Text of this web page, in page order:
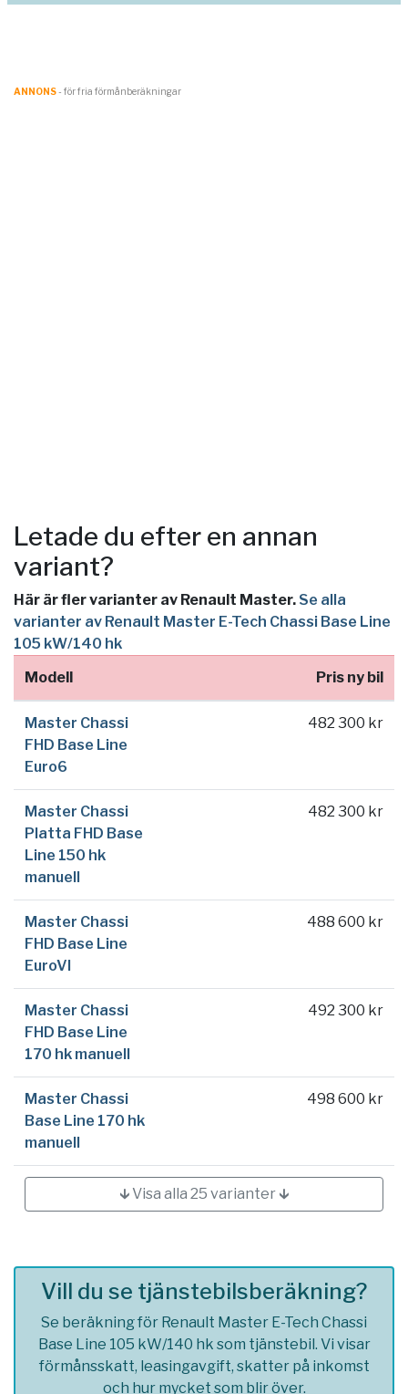
ANNONS- för fria förmånberäkningar
Letade du efter en annan
variant?
Här är fler varianter av Renault Master. Se alla
varianter av Renault Master E-Tech Chassi Base Line
105 kW/140 hk
Modell
Pris ny bil
Master Chassi
FHD Base Line
Euro6
482 300 kr
Master Chassi
Platta FHD Base
Line 150 hk
manuell
482 300 kr
Master Chassi
FHD Base Line
EuroVI
488 600 kr
Master Chassi
FHD Base Line
170 hk manuell
492 300 kr
Master Chassi
Base Line 170 hk
manuell
498 600 kr
🡳 Visa alla 25 varianter 🡳
Vill du se tjänstebilsberäkning?
Se beräkning för Renault Master E-Tech Chassi
Base Line 105 kW/140 hk som tjänstebil. Vi visar
förmånsskatt, leasingavgift, skatter på inkomst
och hur mycket som blir över.